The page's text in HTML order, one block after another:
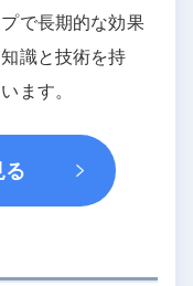
で長期的な効果
識と技術を持
ます。
る